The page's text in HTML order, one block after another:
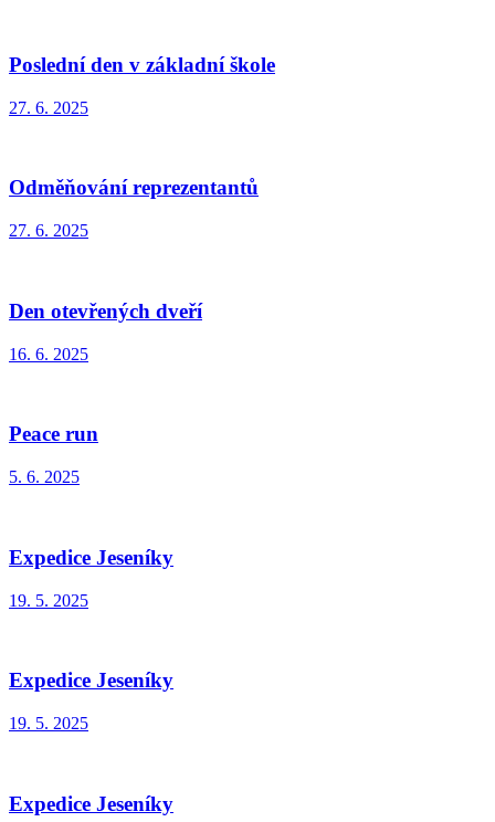
Poslední den v základní škole
27. 6. 2025
Odměňování reprezentantů
27. 6. 2025
Den otevřených dveří
16. 6. 2025
Peace run
5. 6. 2025
Expedice Jeseníky
19. 5. 2025
Expedice Jeseníky
19. 5. 2025
Expedice Jeseníky